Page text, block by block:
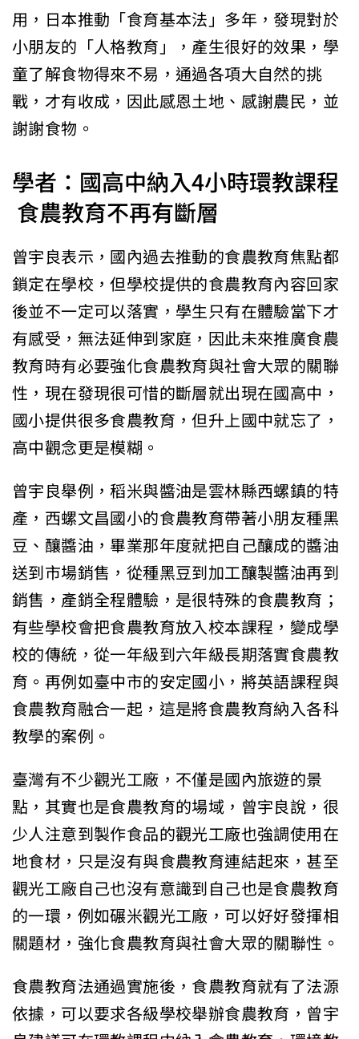
用，日本推動「食育基本法」多年，發現對於
小朋友的「人格教育」，產生很好的效果，學
童了解食物得來不易，通過各項大自然的挑
戰，才有收成，因此感恩土地、感謝農民，並
謝謝食物。
學者：國高中納入4小時環教課程
食農教育不再有斷層
曾宇良表示，國內過去推動的食農教育焦點都
鎖定在學校，但學校提供的食農教育內容回家
後並不一定可以落實，學生只有在體驗當下才
有感受，無法延伸到家庭，因此未來推廣食農
教育時有必要強化食農教育與社會大眾的關聯
性，現在發現很可惜的斷層就出現在國高中，
國小提供很多食農教育，但升上國中就忘了，
高中觀念更是模糊。
曾宇良舉例，稻米與醬油是雲林縣西螺鎮的特
產，西螺文昌國小的食農教育帶著小朋友種黑
豆、釀醬油，畢業那年度就把自己釀成的醬油
送到市場銷售，從種黑豆到加工釀製醬油再到
銷售，產銷全程體驗，是很特殊的食農教育；
有些學校會把食農教育放入校本課程，變成學
校的傳統，從一年級到六年級長期落實食農教
育。再例如臺中市的安定國小，將英語課程與
食農教育融合一起，這是將食農教育納入各科
教學的案例。
臺灣有不少觀光工廠，不僅是國內旅遊的景
點，其實也是食農教育的場域，曾宇良說，很
少人注意到製作食品的觀光工廠也強調使用在
地食材，只是沒有與食農教育連結起來，甚至
觀光工廠自己也沒有意識到自己也是食農教育
的一環，例如碾米觀光工廠，可以好好發揮相
關題材，強化食農教育與社會大眾的關聯性。
食農教育法通過實施後，食農教育就有了法源
依據，可以要求各級學校舉辦食農教育，曾宇